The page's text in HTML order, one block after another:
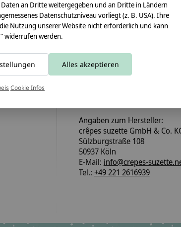
erhalten.
Pflegehinweis:
Bezug waschbar bei 30°C
Angaben zum Hersteller:
crêpes suzette GmbH & Co.
Sülzburgstraße 108
50937 Köln
E-Mail: info@crepes-
Tel.: +49 221 2616939
an Dritte weitergegeben und an Dritte in Ländern
Datenschutzniveau vorliegt (z. B. USA). Ihre
Nutzung unserer Website nicht erforderlich und kann
widerrufen werden.
Alles akzeptieren
Cookie Infos